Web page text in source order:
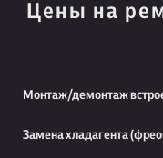
Цены на
Монтаж/демонтаж
Замена хладагента